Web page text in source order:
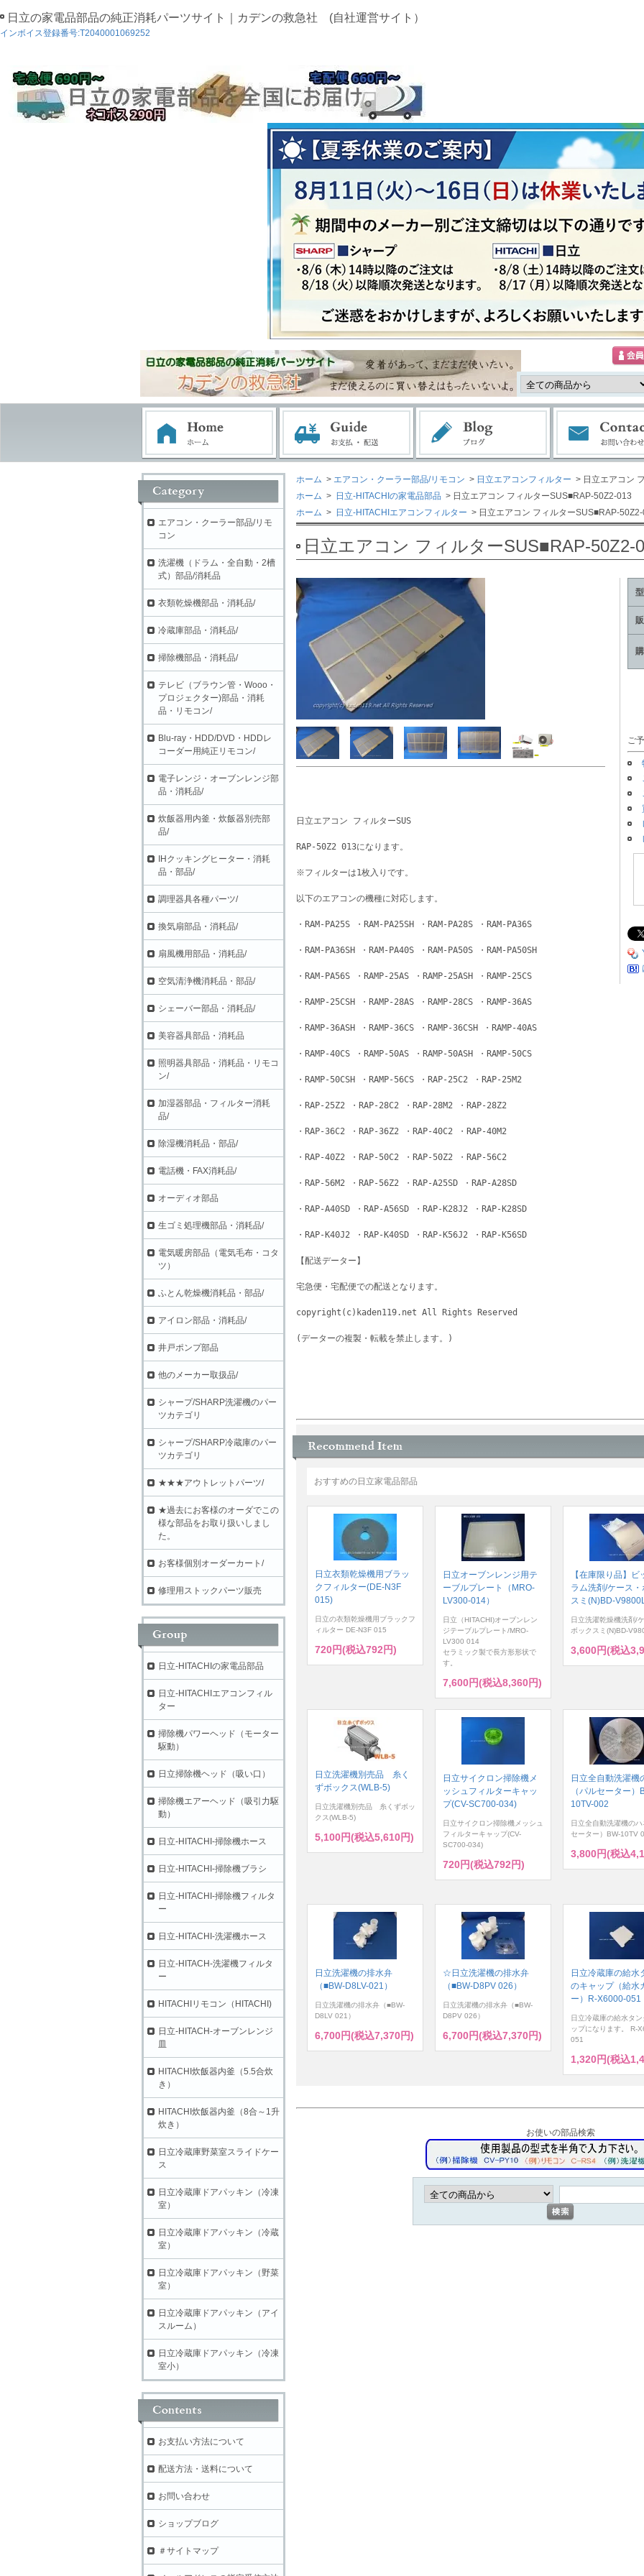
日立の家電品部品の純正消耗パーツサイト｜カデンの救急社 (自社運営サイト）
インボイス登録番号:T2040001069252
ホーム > エアコン・クーラー部品/リモコン > 日立エアコンフィルター > 日立エアコン
ホーム > 日立-HITACHIの家電品部品 > 日立エアコン フィルターSUS■RAP-50Z2-013
ホーム > 日立-HITACHIエアコンフィルター > 日立エアコン フィルターSUS■RAP-
日立エアコン フィルターSUS■RAP-50Z2-
日立エアコン フィルターSUS
RAP-50Z2 013になります。
※フィルターは1枚入りです。
以下のエアコンの機種に対応します。
・RAM-PA25S ・RAM-PA25SH ・RAM-PA28S ・RAM-PA36S
・RAM-PA36SH ・RAM-PA40S ・RAM-PA50S ・RAM-PA50SH
・RAM-PA56S ・RAMP-25AS ・RAMP-25ASH ・RAMP-25CS
・RAMP-25CSH ・RAMP-28AS ・RAMP-28CS ・RAMP-36AS
・RAMP-36ASH ・RAMP-36CS ・RAMP-36CSH ・RAMP-40AS
・RAMP-40CS ・RAMP-50AS ・RAMP-50ASH ・RAMP-50CS
・RAMP-50CSH ・RAMP-56CS ・RAP-25C2 ・RAP-25M2
・RAP-25Z2 ・RAP-28C2 ・RAP-28M2 ・RAP-28Z2
・RAP-36C2 ・RAP-36Z2 ・RAP-40C2 ・RAP-40M2
・RAP-40Z2 ・RAP-50C2 ・RAP-50Z2 ・RAP-56C2
・RAP-56M2 ・RAP-56Z2 ・RAP-A25SD ・RAP-A28SD
・RAP-A40SD ・RAP-A56SD ・RAP-K28J2 ・RAP-K28SD
・RAP-K40J2 ・RAP-K40SD ・RAP-K56J2 ・RAP-K56SD
【配送データー】
宅急便・宅配便での配送となります。
(データーの複製・転載を禁止します。)
ご
おすすめの日立家電品部品
日立衣類乾燥機用ブラッ
クフィルター(DE-N3F
015)
日立の衣類乾燥機用ブラックフ
ィルター DE-N3F 015
720円(税込792円)
日立オーブンレンジ用テ
ーブルプレート（MRO-
LV300-014）
日立（HITACHI)オーブンレン
ジテーブルプレート/MRO-
LV300 014
セラミック製で長方形形状で
す。
7,600円(税込8,360円)
【在庫限り品】ビ
ラム洗剤/ケース・
スミ(N)BD-
日立洗濯乾燥機洗剤/
ボックスミ(N)BD-
3,600円(税込
日立洗濯機別売品 糸く
ずボックス(WLB-5)
日立洗濯機別売品 糸くずボッ
クス(WLB-5)
5,100円(税込5,610円)
日立サイクロン掃除機メ
ッシュフィルターキャッ
プ(CV-SC700-034)
日立サイクロン掃除機メッシュ
フィルターキャップ(CV-
SC700-034)
720円(税込792円)
日立全自動洗濯機
（パルセーター）
10TV-002
日立全自動洗濯機の
セーター）BW-10TV
3,800円(税込
日立洗濯機の排水弁
（■BW-D8LV-021）
日立洗濯機の排水弁（■BW-
D8LV 021）
6,700円(税込7,370円)
☆日立洗濯機の排水弁
（■BW-D8PV 026）
日立洗濯機の排水弁（■BW-
D8PV 026）
6,700円(税込7,370円)
日立冷蔵庫の給水
のキャップ（給水
ー）R-X6000-051
日立冷蔵庫の給水タン
ップになります。 R-
051
1,320円(税込
お使いの部品検索
エアコン・クーラー部品/リモ
コン
洗濯機（ドラム・全自動・2槽
式）部品/消耗品
衣類乾燥機部品・消耗品/
冷蔵庫部品・消耗品/
掃除機部品・消耗品/
テレビ（ブラウン管・Wooo・
プロジェクター)部品・消耗
品・リモコン/
Blu-ray・HDD/DVD・HDDレ
コーダー用純正リモコン/
電子レンジ・オーブンレンジ部
品・消耗品/
炊飯器用内釜・炊飯器別売部
品/
IHクッキングヒーター・消耗
品・部品/
調理器具各種パーツ/
換気扇部品・消耗品/
扇風機用部品・消耗品/
空気清浄機消耗品・部品/
シェーバー部品・消耗品/
美容器具部品・消耗品
照明器具部品・消耗品・リモコ
ン/
加湿器部品・フィルター消耗
品/
除湿機消耗品・部品/
電話機・FAX消耗品/
オーディオ部品
生ゴミ処理機部品・消耗品/
電気暖房部品（電気毛布・コタ
ツ）
ふとん乾燥機消耗品・部品/
アイロン部品・消耗品/
井戸ポンプ部品
他のメーカー取扱品/
シャープ/SHARP洗濯機のパー
ツカテゴリ
シャープ/SHARP冷蔵庫のパー
ツカテゴリ
★★★アウトレットパーツ/
★過去にお客様のオーダでこの
様な部品をお取り扱いしまし
た。
お客様個別オーダーカート/
修理用ストックパーツ販売
日立-HITACHIの家電品部品
日立-HITACHIエアコンフィル
ター
掃除機パワーヘッド（モーター
駆動）
日立掃除機ヘッド（吸い口）
掃除機エアーヘッド（吸引力駆
動）
日立-HITACHI-掃除機ホース
日立-HITACHI-掃除機ブラシ
日立-HITACHI-掃除機フィルタ
ー
日立-HITACHI-洗濯機ホース
日立-HITACH-洗濯機フィルタ
ー
HITACHIリモコン（HITACHI)
日立-HITACH-オーブンレンジ
皿
HITACHI炊飯器内釜（5.5合炊
き）
HITACHI炊飯器内釜（8合～1升
炊き）
日立冷蔵庫野菜室スライドケー
ス
日立冷蔵庫ドアパッキン（冷凍
室）
日立冷蔵庫ドアパッキン（冷蔵
室）
日立冷蔵庫ドアパッキン（野菜
室）
日立冷蔵庫ドアパッキン（アイ
スルーム）
日立冷蔵庫ドアパッキン（冷凍
室小）
お支払い方法について
配送方法・送料について
お問い合わせ
ショップブログ
＃サイトマップ